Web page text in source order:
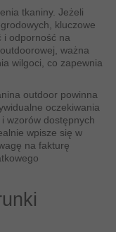
tkaniny. Jeżeli
kluczowe
i odporność na
ważna
wilgoci, co zapewnia
outdoor powinna
oczekiwania
wzorów dostępnych
wpisze się w
na fakturę